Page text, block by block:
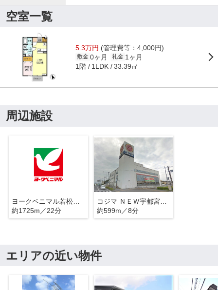
空室一覧
5.3万円 (管理費等：4,000円)
敷金 0ヶ月 礼金 1ヶ月
1階 1LDK 33.39㎡
周辺施設
ヨークベニマル若松原店
約1725m／22分
コジマ ＮＥＷ宇都宮南店
約599m／8分
エリアの近い物件